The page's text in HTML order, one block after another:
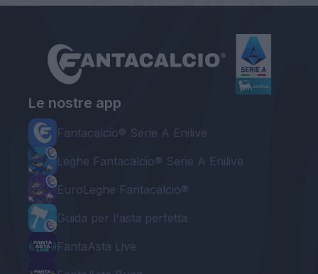
Le nostre app
Fantacalcio® Serie A Enilive
Leghe Fantacalcio® Serie A Enilive
EuroLeghe Fantacalcio®
Guida per l'asta perfetta
FantaAsta Live